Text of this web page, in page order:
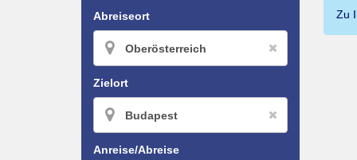
Abreiseort
Zielort
Anreise/Abreise
Zu